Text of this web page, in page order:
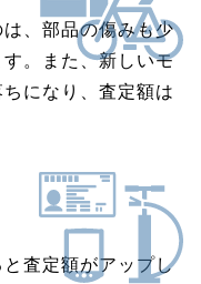
、部品の傷みも少
。また、新しいモ
になり、査定額は
査定額がアップし